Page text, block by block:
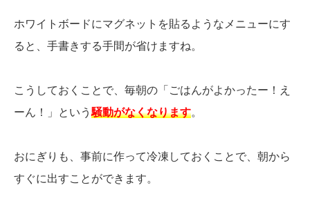
ホワイトボードにマグネットを貼るようなメニューにす
ると、手書きする手間が省けますね。
こうしておくことで、毎朝の「ごはんがよかったー！え
ーん！」という 騒動がなくなります。
おにぎりも、事前に作って冷凍しておくことで、朝から
すぐに出すことができます。